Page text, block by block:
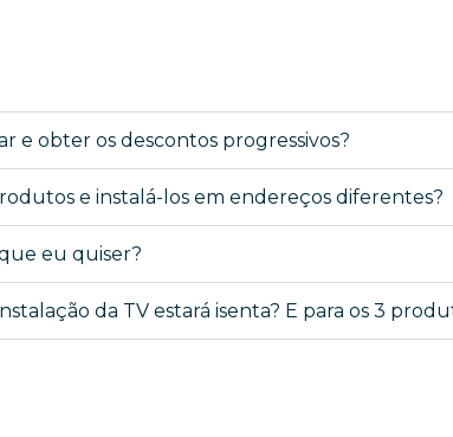
e obter os descontos progressivos?
e instalá-los em endereços diferentes?
eu quiser?
da TV estará isenta? E para os 3